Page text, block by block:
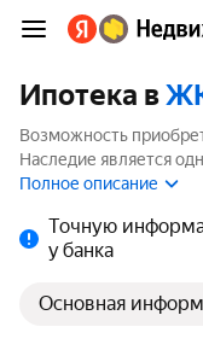
Ипотека в
Возможность
Наследие является
квартиры. На
Полное описание
Точную
у банка
Основная